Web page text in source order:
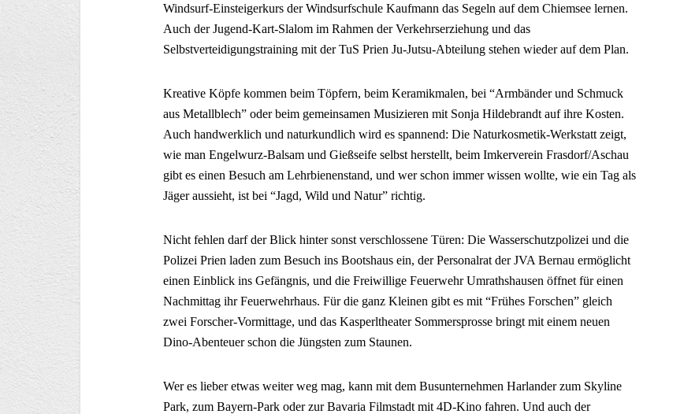
Windsurf-Einsteigerkurs der Windsurfschule Kaufmann das Segeln auf dem Chiemsee lernen.
Auch der Jugend-Kart-Slalom im Rahmen der Verkehrserziehung und das
Selbstverteidigungstraining mit der TuS Prien Ju-Jutsu-Abteilung stehen wieder auf dem Plan.
Kreative Köpfe kommen beim Töpfern, beim Keramikmalen, bei “Armbänder und Schmuck
aus Metallblech” oder beim gemeinsamen Musizieren mit Sonja Hildebrandt auf ihre Kosten.
Auch handwerklich und naturkundlich wird es spannend: Die Naturkosmetik-Werkstatt zeigt,
wie man Engelwurz-Balsam und Gießseife selbst herstellt, beim Imkerverein Frasdorf/Aschau
gibt es einen Besuch am Lehrbienenstand, und wer schon immer wissen wollte, wie ein Tag als
Jäger aussieht, ist bei “Jagd, Wild und Natur” richtig.
Nicht fehlen darf der Blick hinter sonst verschlossene Türen: Die Wasserschutzpolizei und die
Polizei Prien laden zum Besuch ins Bootshaus ein, der Personalrat der JVA Bernau ermöglicht
einen Einblick ins Gefängnis, und die Freiwillige Feuerwehr Umrathshausen öffnet für einen
Nachmittag ihr Feuerwehrhaus. Für die ganz Kleinen gibt es mit “Frühes Forschen” gleich
zwei Forscher-Vormittage, und das Kasperltheater Sommersprosse bringt mit einem neuen
Dino-Abenteuer schon die Jüngsten zum Staunen.
Wer es lieber etwas weiter weg mag, kann mit dem Busunternehmen Harlander zum Skyline
Park, zum Bayern-Park oder zur Bavaria Filmstadt mit 4D-Kino fahren. Und auch der